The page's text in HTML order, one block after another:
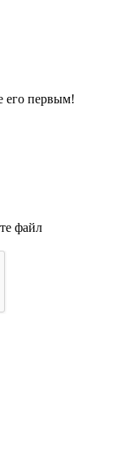
его первым!
файл